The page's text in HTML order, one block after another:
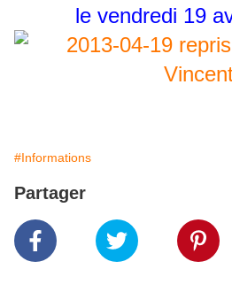
le vendredi 19
#Informations
Partager